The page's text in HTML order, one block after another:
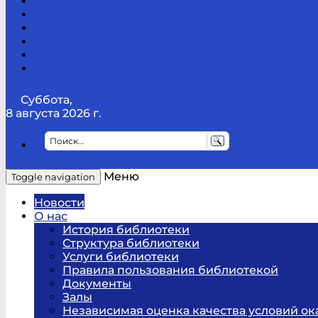
Суббота,
8 августа 2026 г.
Toggle navigation
Меню
Новости
О нас
История библиотеки
Структура библиотеки
Услуги библиотеки
Правила пользования библиотекой
Документы
Залы
Независимая оценка качества условий